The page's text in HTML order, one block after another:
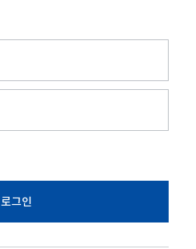
로그인